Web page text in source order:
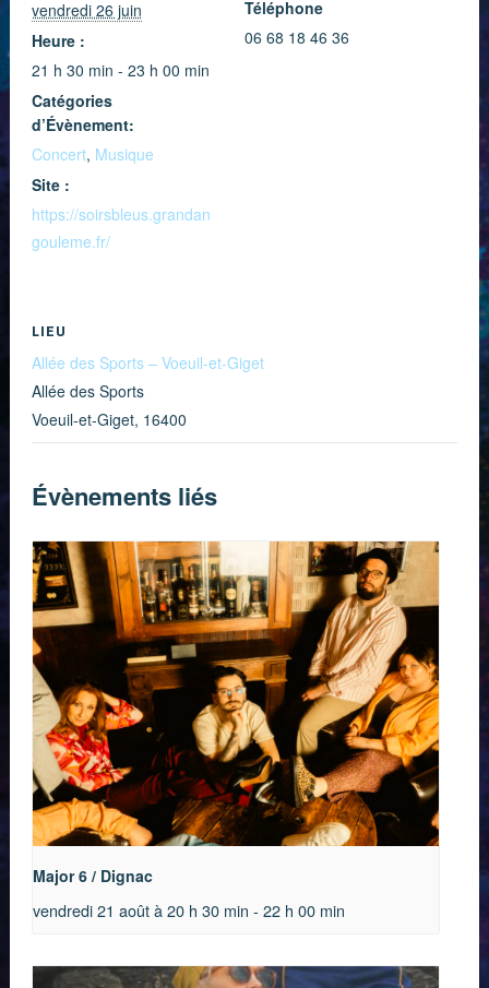
vendredi 26 juin
Heure :
21 h 30 min - 23 h 00 min
Catégories
d’Évènement:
Concert, Musique
Site :
https://soirsbleus.grandan
gouleme.fr/
Téléphone
06 68 18 46 36
LIEU
Allée des Sports – Voeuil-et-Giget
Allée des Sports
Voeuil-et-Giget, 16400
Évènements liés
Major 6 / Dignac
vendredi 21 août à 20 h 30 min - 22 h 00 min